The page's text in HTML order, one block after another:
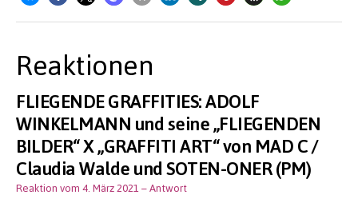
Reaktionen
FLIEGENDE GRAFFITIES: ADOLF
WINKELMANN und seine „FLIEGENDEN
BILDER“ X „GRAFFITI ART“ von MAD C /
Claudia Walde und SOTEN-ONER (PM)
Reaktion vom 4. März 2021– Antwort